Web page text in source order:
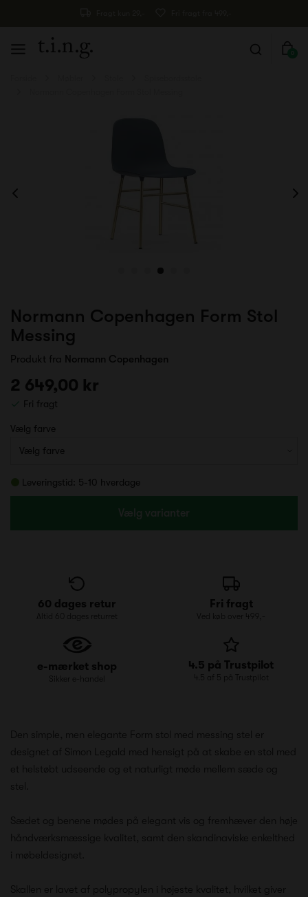
0
Normann Copenhagen Form Stol
Messing
Produkt fra Normann Copenhagen
2 649,00 kr
Fri fragt
Vælg farve
Leveringstid: 5-10 hverdage
Vælg varianter
60 dages retur
Altid 60 dages returret
Fri fragt
Ved køb over 499,-
e-mærket shop
Sikker e-handel
4.5 på Trustpilot
4.5 af 5 på Trustpilot
Den simple, men elegante Form stol med messing stel er
designet af Simon Legald med hensigt på at skabe en stol med
et helstøbt udseende og et naturligt møde mellem sæde og
stel.
Sædet og benene mødes på elegant vis og fremhæver den høje
håndværksmæssige kvalitet, samt den skandinaviske enkelthed
i møbeldesignet.
Skallen er lavet af polypropylen i højeste kvalitet, hvilket giver